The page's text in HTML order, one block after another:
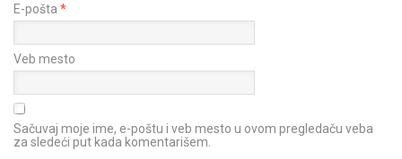
E-pošta *
Veb mesto
Sačuvaj moje ime, e-poštu i veb mesto u ovom pregledaču veba
za sledeći put kada komentarišem.